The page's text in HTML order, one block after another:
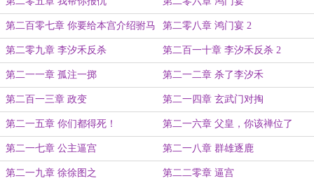
第二百零七章 你要给本宫介绍驸马
吗？
第二零八章 鸿门宴 2
第二零九章 李汐禾反杀 第二百一十章 李汐禾反杀 2
第二一一章 孤注一掷 第二一二章 杀了李汐禾
第二百一三章 政变 第二一四章 玄武门对掏
第二一五章 你们都得死！ 第二一六章 父皇，你该禅位了
第二一七章 公主逼宫 第二一八章 群雄逐鹿
第二一九章 徐徐图之 第二二零章 逼宫